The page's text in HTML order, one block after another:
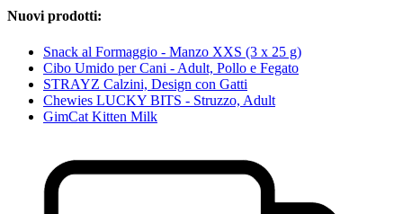
Nuovi prodotti:
Snack al Formaggio - Manzo XXS (3 x 25 g)
Cibo Umido per Cani - Adult, Pollo e Fegato
STRAYZ Calzini, Design con Gatti
Chewies LUCKY BITS - Struzzo, Adult
GimCat Kitten Milk